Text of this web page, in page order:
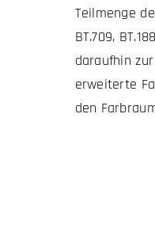
Teilmenge
BT.709,
daraufhin
erweiterte
den